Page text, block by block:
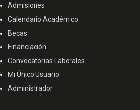
Admisiones
Calendario Académico
Becas
Financiación
Convocatorias Laborales
Mi Único Usuario
Administrador